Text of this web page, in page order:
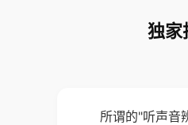
独家
所谓的"听声音